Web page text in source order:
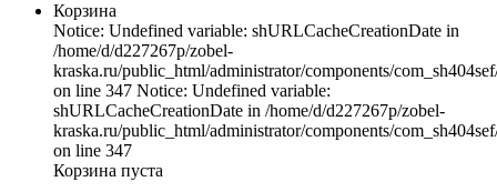
Корзина
Notice: Undefined variable: shURLCacheCreationDate in
/home/d/d227267p/zobel-
kraska.ru/public_html/administrator/components/
on line 347 Notice: Undefined variable:
shURLCacheCreationDate in /home/d/d227267p/zobel-
kraska.ru/public_html/administrator/components/
on line 347
Корзина пуста